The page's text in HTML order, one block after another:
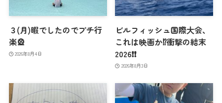
３(月)暇でしたのでプチ行
楽🎡
2026年8月4日
ビルフィッシュ国際大会、
これは映画か⁉️衝撃の結末
2026❗️❗️
2026年8月3日